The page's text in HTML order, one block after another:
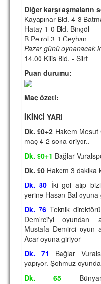
MULTİMEDYA
FOTOĞRAF &
MARŞ & TEZAHÜRATLAR
KULÜP
AMBLEM
SPOR TESİSLERİ
YÖNETİM KURULU
PERSONEL
SPONSORLAR
TARİHÇE
TARİHİ BAŞARILAR
BASINDAN
KUPA MAÇLARI
ESKİ HOCALAR
Diğer karşılaşmaların
Kayapınar Bld. 4-3
Hatay 1-0 Bld. Bingöl
B.Petrol 3-1 Ceyhan
Pazar günü oynanacak
14.00 Kilis Bld. - Siirt
Puan durumu:
Maç özeti:
İKİNCİ YARI
Dk. 90+2 Hakem Mesut
maç 4-2 sona eriyor..
Dk. 90+1 Bağlar
Dk. 90 Hakem 3 dakika
Dk. 80 İki gol atıp
yerine Hasan Bal oyuna
Dk. 76 Teknik
Demirci'yi oyundan
Mustafa Demirci oyun
Acar oyuna giriyor.
Dk. 71 Bağlar
yapıyor. Şehmuz
Dk. 65